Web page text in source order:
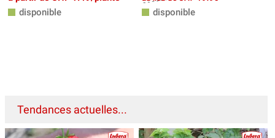
disponible
disponible
Tendances actuelles...